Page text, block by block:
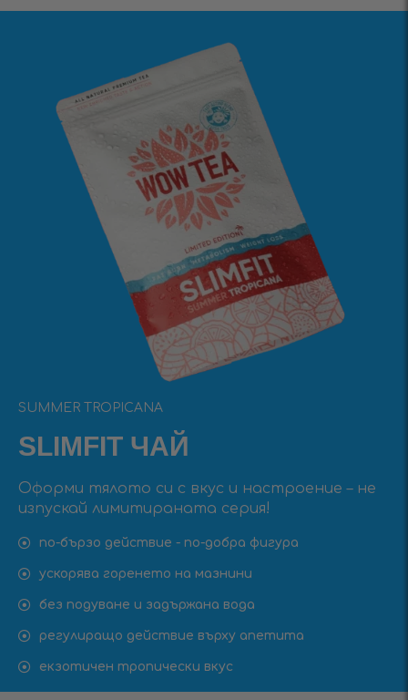
SUMMER TROPICANA
SLIMFIT ЧАЙ
Оформи тялото си с вкус и настроение – не
изпускай лимитираната серия!
по-бързо действие - по-добра фигура
ускорява горенето на мазнини
без подуване и задържана вода
регулиращо действие върху апетита
екзотичен тропически вкус